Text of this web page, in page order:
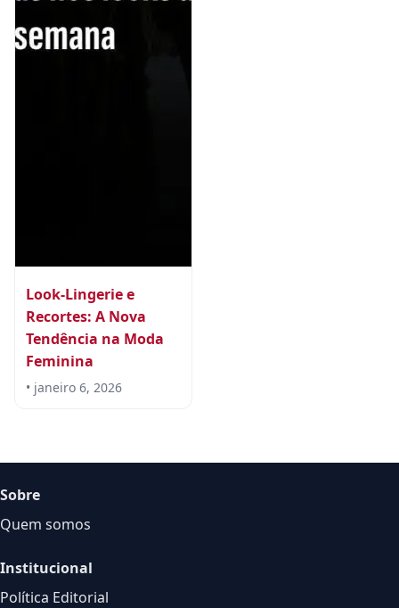
Look-Lingerie e
Recortes: A Nova
Tendência na Moda
Feminina
• janeiro 6, 2026
Sobre
Quem somos
Institucional
Política Editorial